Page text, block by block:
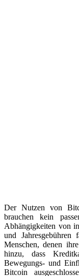
Der Nutzen von
brauchen kein
Abhängigkeiten von
und
Menschen, denen
hinzu, dass
Bewegungs- und
Bitcoin